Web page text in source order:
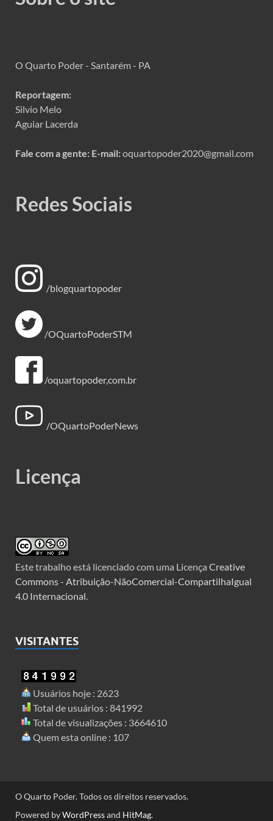
O Quarto Poder - Santarém - PA
Reportagem:
Silvio Melo
Aguiar Lacerda
Fale com a gente: E-mail:oquartopoder2020@gmail.com
Redes Sociais
/blogquartopoder
/OQuartoPoderSTM
/oquartopoder,com.br
/OQuartoPoderNews
Licença
Este trabalho está licenciado com uma Licença Creative
Commons - Atribuição-NãoComercial-CompartilhaIgual
4.0 Internacional
VISITANTES
Usuários hoje : 2623
Total de usuários : 841992
Total de visualizações : 3664610
Quem esta online : 107
O Quarto Poder. Todos os direitos reservados.
Powered byWordPressand HitMag.